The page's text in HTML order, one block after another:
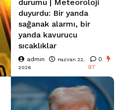
durumu | Meteoroloji
duyurdu: Bir yanda
sağanak alarmı, bir
yanda kavurucu
sıcaklıklar
admin
Haziran 22,
2026
0
97